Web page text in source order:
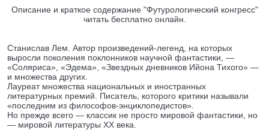
Описание и краткое содержание "Футурологический конгресс"
читать бесплатно онлайн.
Станислав Лем. Автор произведений-легенд, на которых
выросли поколения поклонников научной фантастики, —
«Соляриса», «Эдема», «Звездных дневников Ийона Тихого» —
и множества других.
Лауреат множества национальных и иностранных
литературных премий. Писатель, которого критики называли
«последним из философов-энциклопедистов».
Но прежде всего — классик не просто мировой фантастики, но
— мировой литературы XX века.